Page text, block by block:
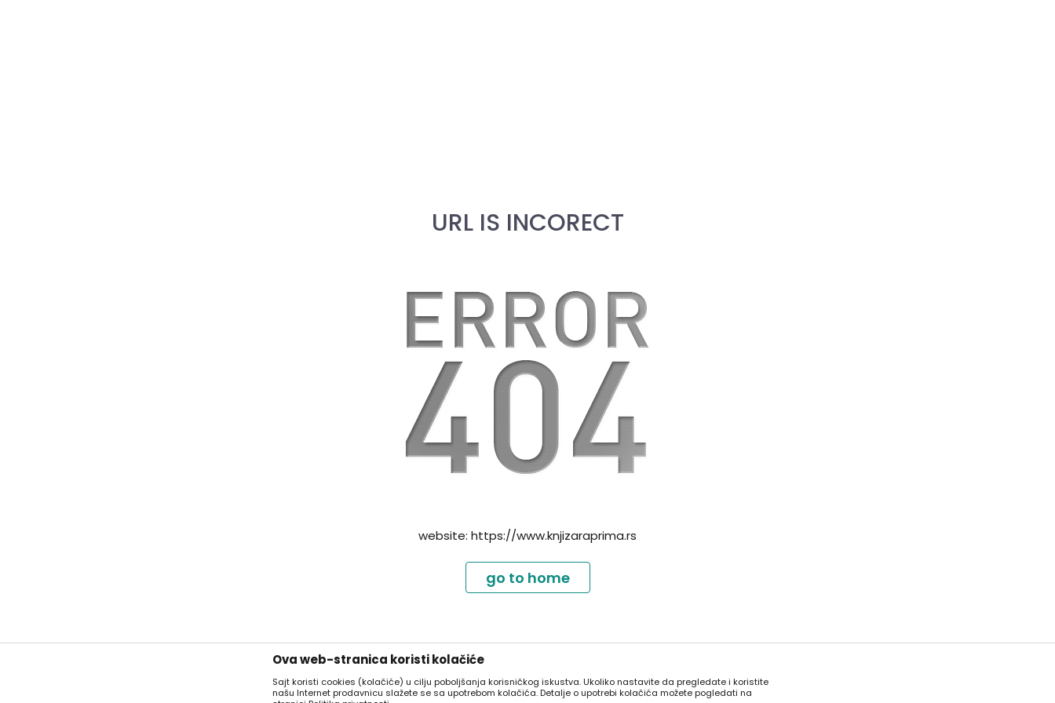
URL IS INCORECT
website: https://www.knjizaraprima.rs
go to home
Ova web-stranica koristi kolačiće
Sajt koristi cookies (kolačiće) u cilju poboljšanja korisničkog iskustva. Ukoliko nastavite da pregledate i koristite
našu Internet prodavnicu slažete se sa upotrebom kolačića. Detalje o upotrebi kolačića možete pogledati na